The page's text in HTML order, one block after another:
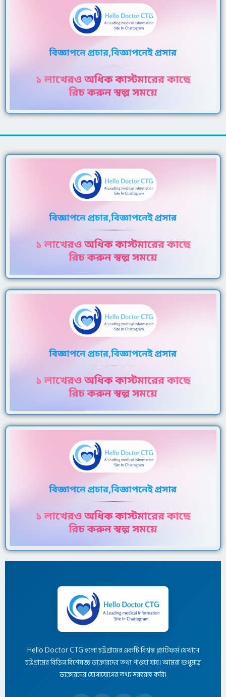
Hello Doctor CTG হলো চট্টগ্রামের একটি বিশ্বস্ত প্ল্যাটফর্ম যেখানে
চট্টগ্রামের বিভিন্ন বিশেষজ্ঞ ডাক্তারদের তথ্য পাওয়া যায়। আমরা শুধুমাত্র
ডাক্তারদের যোগাযোগের তথ্য সরবরাহ করি।